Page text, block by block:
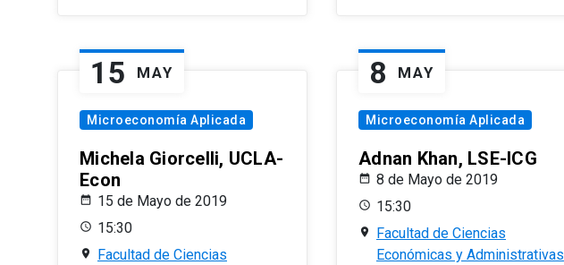
15 MAY
Microeconomía Aplicada
Michela Giorcelli, UCLA-
Econ
15 de Mayo de 2019
15:30
Facultad de Ciencias
8 MAY
Microeconomía Aplicada
Adnan Khan, LSE-ICG
8 de Mayo de 2019
15:30
Facultad de Ciencias
Económicas y Administrativas